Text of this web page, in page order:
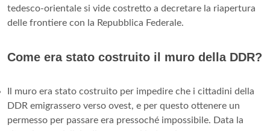
tedesco-orientale si vide costretto a decretare la riapertura
delle frontiere con la Repubblica Federale.
Come era stato costruito il muro della DDR?
Il muro era stato costruito per impedire che i cittadini della
DDR emigrassero verso ovest, e per questo ottenere un
permesso per passare era pressoché impossibile. Data la